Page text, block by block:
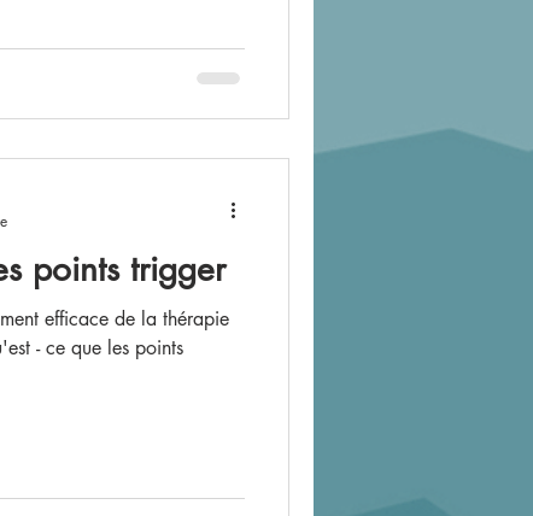
points trigger
- ce que les points